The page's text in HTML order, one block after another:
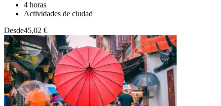
4 horas
Actividades de ciudad
Desde45,02 €